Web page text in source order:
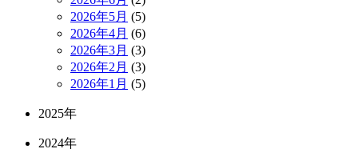
2026年5月 (5)
2026年4月 (6)
2026年3月 (3)
2026年2月 (3)
2026年1月 (5)
2025年
2024年